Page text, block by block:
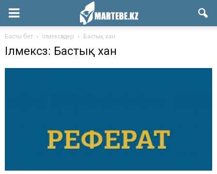
Басты бет Ілмексөздер Бастық хан
Ілмексөз: Бастық хан